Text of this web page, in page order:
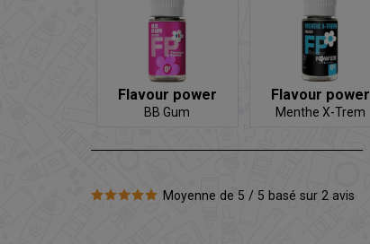
Flavour power
BB Gum
Flavour power
Menthe X-Trem
Moyenne de 5 / 5 basé sur 2 avis